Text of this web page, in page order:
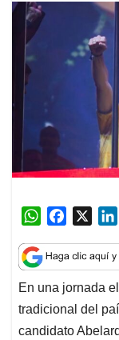
W
a
t
s
A
p
c
e
b
o
o
En una jornada
tradicional del
candidato